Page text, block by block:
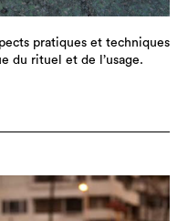
pratiques et techniques
du rituel et de l’usage.